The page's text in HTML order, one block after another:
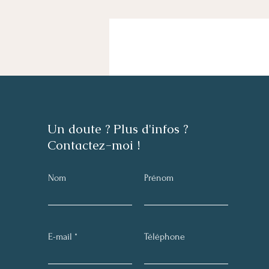
Un doute ? Plus d'infos ?
Contactez-moi !
Nom Prénom
E-mail Téléphone